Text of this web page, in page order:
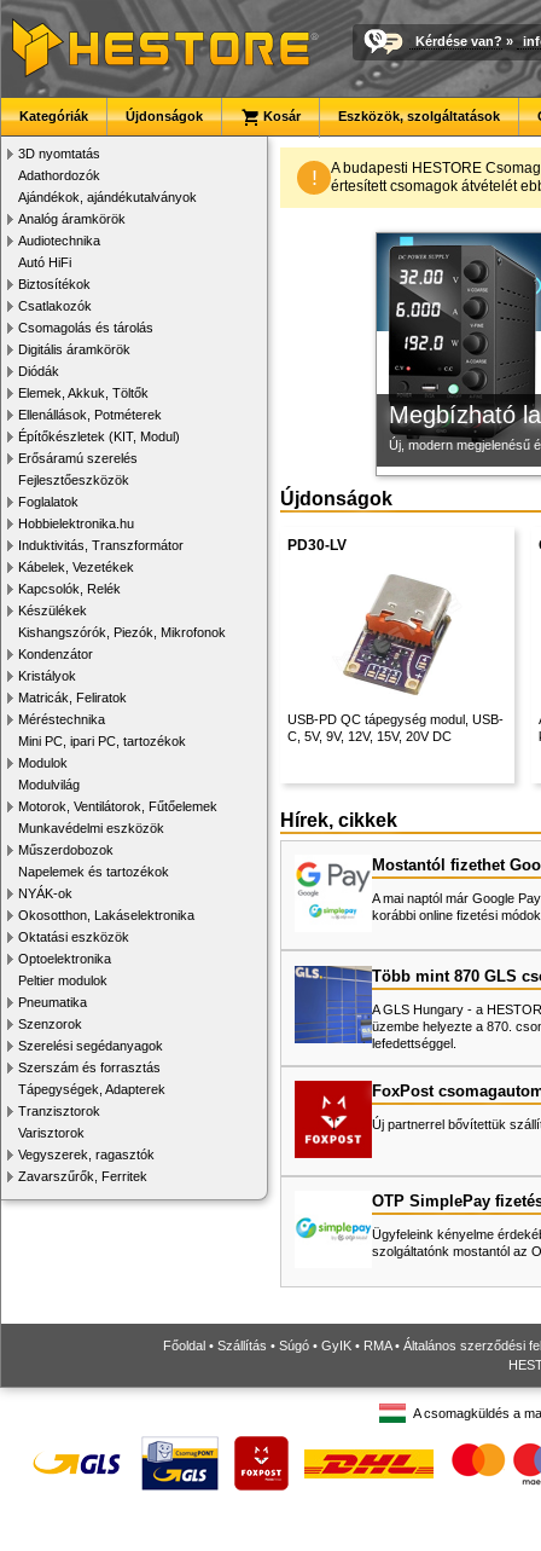
Kérdése van? »
Kategóriák Újdonságok Kosár Eszközök, szolgáltatások
3D nyomtatás
Adathordozók
Ajándékok, ajándékutalványok
Analóg áramkörök
Audiotechnika
Autó HiFi
Biztosítékok
Csatlakozók
Csomagolás és tárolás
Digitális áramkörök
Diódák
Elemek, Akkuk, Töltők
Ellenállások, Potméterek
Építőkészletek (KIT, Modul)
Erősáramú szerelés
Fejlesztőeszközök
Foglalatok
Hobbielektronika.hu
Induktivitás, Transzformátor
Kábelek, Vezetékek
Kapcsolók, Relék
Készülékek
Kishangszórók, Piezók, Mikrofonok
Kondenzátor
Kristályok
Matricák, Feliratok
Méréstechnika
Mini PC, ipari PC, tartozékok
Modulok
Modulvilág
Motorok, Ventilátorok, Fűtőelemek
Munkavédelmi eszközök
Műszerdobozok
Napelemek és tartozékok
NYÁK-ok
Okosotthon, Lakáselektronika
Oktatási eszközök
Optoelektronika
Peltier modulok
Pneumatika
Szenzorok
Szerelési segédanyagok
Szerszám és forrasztás
Tápegységek, Adapterek
Tranzisztorok
Varisztorok
Vegyszerek, ragasztók
Zavarszűrők, Ferritek
!
A budapesti HESTORE
értesített csomagok átvételét
Megbízható
Új, modern megjelenésű
Modulvilág
Fejlesztés, szórakozás
Új PLA
Kiváló árfekvésű, sok
3D nyomtató
Kiváló minőségű,
Újdonságok
PD30-LV
USB-PD QC tápegység modul, USB-
C, 5V, 9V, 12V, 15V, 20V DC
Hírek, cikkek
Mostantól fizethet
A mai naptól már Google
korábbi online fizetési
Több mint 870 GLS
A GLS Hungary - a
üzembe helyezte a 870.
lefedettséggel.
FoxPost
Új partnerrel bővítettük
OTP SimplePay
Ügyfeleink kényelme
szolgáltatónk mostantól az
Főoldal • Szállítás • Súgó • GyIK • RMA• Általános szerződési
A csomagküldés a